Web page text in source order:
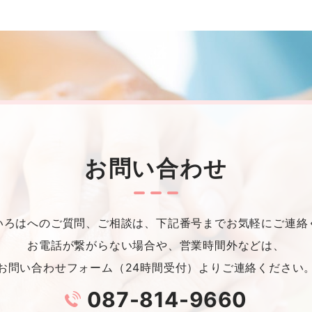
お問い合わせ
ろはへのご質問、ご相談は、下記番号までお気軽にご連絡
お電話が繋がらない場合や、営業時間外などは、
問い合わせフォーム（24時間受付）よりご連絡ください
087-814-9660